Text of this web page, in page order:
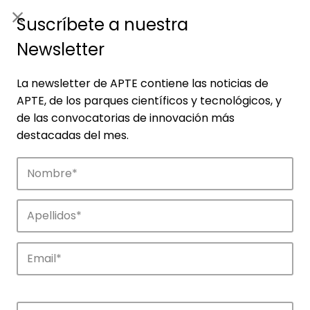
Empresas
Descubre las empresas que impulsan la
innovación en los parques de APTE.
Suscríbete a nuestra
Newsletter
La newsletter de APTE contiene las noticias de
APTE, de los parques científicos y tecnológicos, y
de las convocatorias de innovación más
destacadas del mes.